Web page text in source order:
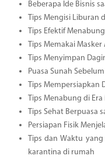
Beberapa Ide Bisnis
Tips Mengisi Liburan
Tips Efektif Menabung
Tips Memakai Masker
Tips Menyimpan
Puasa Sunah
Tips Mempersiapkan
Tips Menabung di Era
Tips Sehat Berpuasa
Persiapan Fisik
Tips dan Waktu
karantina di rumah